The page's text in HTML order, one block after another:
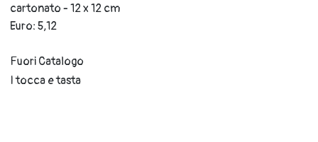
cartonato - 12 x 12 cm
Euro: 5,12
Fuori Catalogo
I tocca e tasta